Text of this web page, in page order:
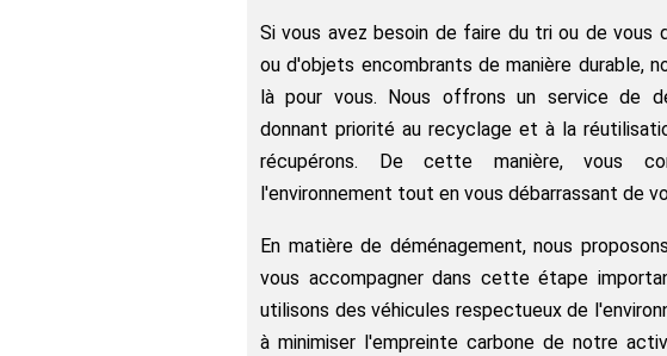
Si vous avez besoin de faire du tri ou de vous
ou d'objets encombrants de manière durable,
là pour vous. Nous offrons un service de
donnant priorité au recyclage et à la
récupérons. De cette manière, vous
l'environnement tout en vous débarrassant de
En matière de déménagement, nous
vous accompagner dans cette étape
utilisons des véhicules respectueux de
à minimiser l'empreinte carbone de notre